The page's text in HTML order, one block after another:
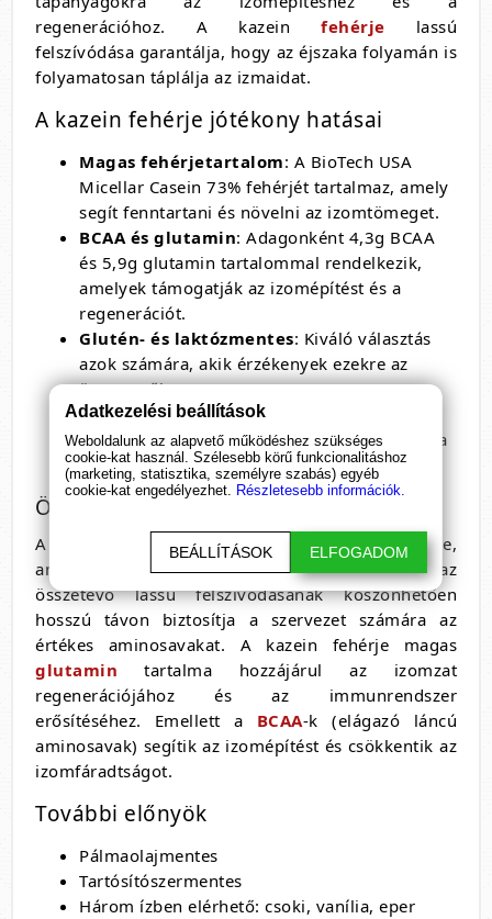
regenerációhoz. A kazein fehérje lassú
felszívódása garantálja, hogy az éjszaka folyamán is
folyamatosan táplálja az izmaidat.
A kazein fehérje jótékony hatásai
Magas fehérjetartalom: A BioTech USA
Micellar Casein 73% fehérjét tartalmaz, amely
segít fenntartani és növelni az izomtömeget.
BCAA és glutamin: Adagonként 4,3g BCAA
és 5,9g glutamin tartalommal rendelkezik,
amelyek támogatják az izomépítést és a
regenerációt.
Glutén- és laktózmentes: Kiváló választás
azok számára, akik érzékenyek ezekre az
összetevőkre.
Alacsony cukortartalom
az egészséges étrendet, miközben biztosítja a
szükséges tápanyagokat.
Összetevők és hatásaik
A Micellar Casein fő összetevője a kazein fehérje,
amely a tehéntej alvadásakor keletkezik. Ez az
összetevő lassú felszívódásának köszönhetően
hosszú távon biztosítja a szervezet számára az
értékes aminosavakat. A kazein fehérje magas
glutamin tartalma hozzájárul az izomzat
regenerációjához és az immunrendszer
erősítéséhez. Emellett a BCAA-k (elágazó láncú
aminosavak) segítik az izomépítést és csökkentik az
izomfáradtságot.
További előnyök
Pálmaolajmentes
Tartósítószermentes
Három ízben elérhető: csoki, vanília, eper
Adatkezelési beállítások
Weboldalunk az alapvető működéshez szükséges
cookie-kat használ. Szélesebb körű funkcionalitáshoz
(marketing, statisztika, személyre szabás) egyéb
cookie-kat engedélyezhet. Részletesebb információk.
BEÁLLÍTÁSOK ELFOGADOM